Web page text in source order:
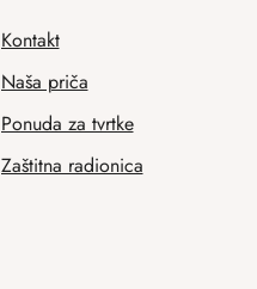
Kontakt
Naša priča
Ponuda za tvrtke
Zaštitna radionica